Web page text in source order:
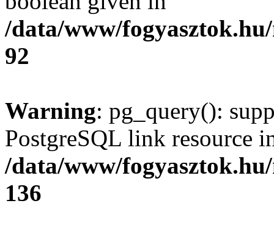
/data/www/
92
Warning: pg_query():
PostgreSQL link resource
/data/www/
136